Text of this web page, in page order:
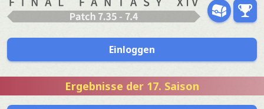
Einloggen
Ergebnisse der 17. Saison